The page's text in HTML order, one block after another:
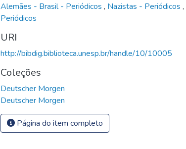
Alemães - Brasil - Periódicos , Nazistas - Periódicos ,
Periódicos
URI
http://bibdig.biblioteca.unesp.br/handle/10/10005
Coleções
Deutscher Morgen
Deutscher Morgen
Página do item completo